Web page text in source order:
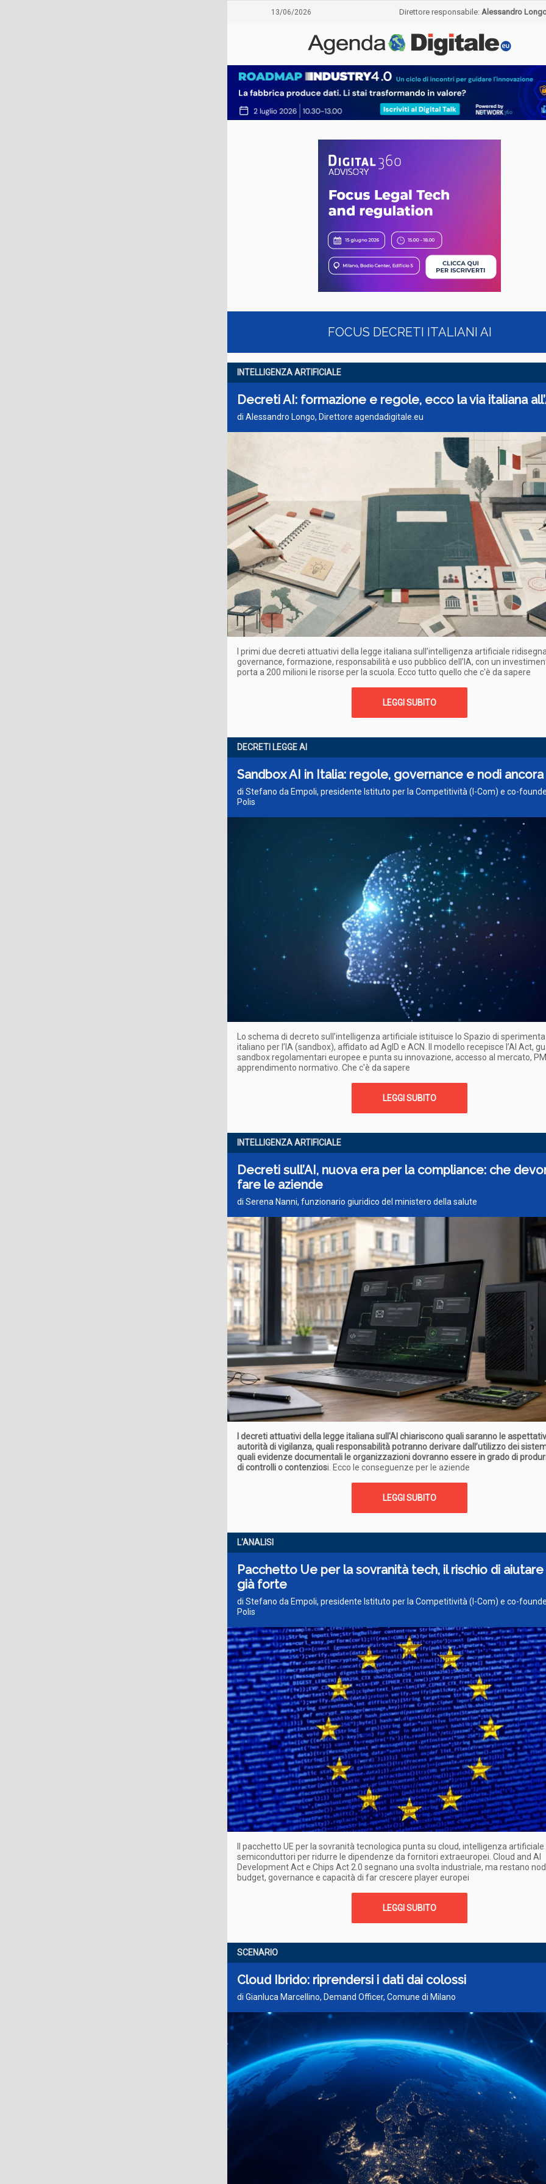
13/06/2026 Direttore responsabile: Alessandro
FOCUS DECRETI ITALIANI AI
INTELLIGENZA ARTIFICIALE
Decreti AI: formazione e regole, ecco la via italiana
di Alessandro Longo, Direttore agendadigitale.eu
I primi due decreti attuativi della legge italiana sull’intelligenza artificiale
governance, formazione, responsabilità e uso pubblico dell’IA, con un
porta a 200 milioni le risorse per la scuola. Ecco tutto quello che c'è da sapere
LEGGI SUBITO
DECRETI LEGGE AI
Sandbox AI in Italia: regole, governance e nodi
di Stefano da Empoli, presidente Istituto per la Competitività (I-Com) e co-
Polis
Lo schema di decreto sull’intelligenza artificiale istituisce lo Spazio di
italiano per l’IA (sandbox), affidato ad AgID e ACN. Il modello recepisce l’AI Act,
sandbox regolamentari europee e punta su innovazione, accesso al mercato,
apprendimento normativo. Che c'è da sapere
LEGGI SUBITO
INTELLIGENZA ARTIFICIALE
Decreti sull’AI, nuova era per la compliance: che
fare le aziende
di Serena Nanni, funzionario giuridico del ministero della salute
I decreti attuativi della legge italiana sull'AI chiariscono quali saranno le
autorità di vigilanza, quali responsabilità potranno derivare dall’utilizzo dei
quali evidenze documentali le organizzazioni dovranno essere in grado di
di controlli o contenziosi. Ecco le conseguenze per le aziende
LEGGI SUBITO
L'ANALISI
Pacchetto Ue per la sovranità tech, il rischio di aiutare
già forte
di Stefano da Empoli, presidente Istituto per la Competitività (I-Com) e co-
Polis
Il pacchetto UE per la sovranità tecnologica punta su cloud, intelligenza artificiale
semiconduttori per ridurre le dipendenze da fornitori extraeuropei. Cloud and AI
Development Act e Chips Act 2.0 segnano una svolta industriale, ma restano
budget, governance e capacità di far crescere player europei
LEGGI SUBITO
SCENARIO
Cloud Ibrido: riprendersi i dati dai colossi
di Gianluca Marcellino, Demand Officer, Comune di Milano